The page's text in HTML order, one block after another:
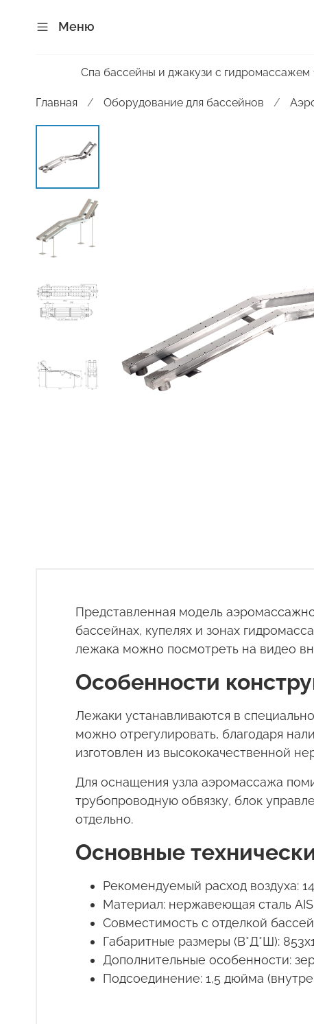
Меню
Спа бассейны и джакузи с гидромассажем
Главная Оборудование для бассейнов
Представленная модель
бассейнах, купелях и зонах
лежака можно посмотреть на видео
Особенности
Лежаки устанавливаются в
можно отрегулировать, благодаря
изготовлен из высококачественной
Для оснащения узла аэромассажа
трубопроводную обвязку, блок
отдельно.
Основные
Рекомендуемый расход воздуха:
Материал: нержавеющая сталь
Совместимость с отделкой
Габаритные размеры (В*Д*Ш):
Дополнительные особенности:
Подсоединение: 1,5 дюйма